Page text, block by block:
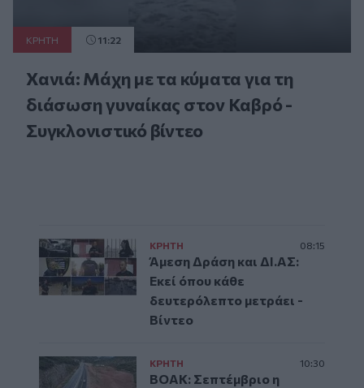
ΚΡΗΤΗ 11:22
Χανιά: Μάχη με τα κύματα για τη
διάσωση γυναίκας στον Καβρό -
Συγκλονιστικό βίντεο
ΚΡΗΤΗ 08:15
Άμεση Δράση και ΔΙ.ΑΣ:
Εκεί όπου κάθε
δευτερόλεπτο μετράει -
Βίντεο
ΚΡΗΤΗ 10:30
ΒΟΑΚ: Σεπτέμβριο η